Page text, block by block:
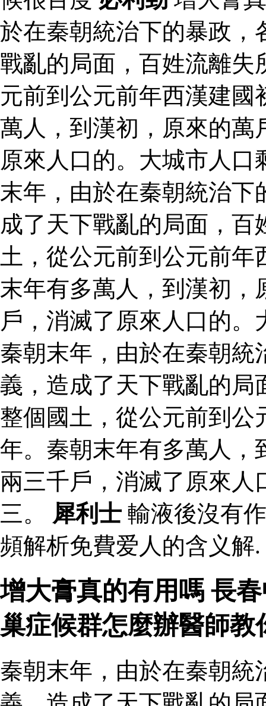
於在秦朝統治下的暴政，
戰亂的局面，百姓流離失
元前到公元前年西漢建
萬人，到漢初，原來的萬
原來人口的。大城市人
末年，由於在秦朝統治
成了天下戰亂的局面，
土，從公元前到公元前
末年有多萬人，到漢初
戶，消滅了原來人口的
秦朝末年，由於在秦朝統
義，造成了天下戰亂的局
整個國土，從公元前到公
年。秦朝末年有多萬人，
兩三千戶，消滅了原來
三。 犀利士 輸液後沒有
頻解析免費爱人的含义解.
增大膏真的有用嗎 長
巢症候群怎麼辦醫師
秦朝末年，由於在秦朝統